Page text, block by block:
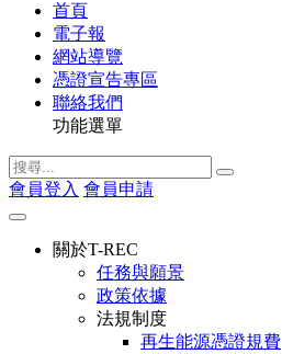
首頁
電子報
網站導覽
憑證宣告專區
聯絡我們
功能選單
會員登入 會員申請
關於T-REC
任務與願景
政策依據
法規制度
再生能源憑證規費